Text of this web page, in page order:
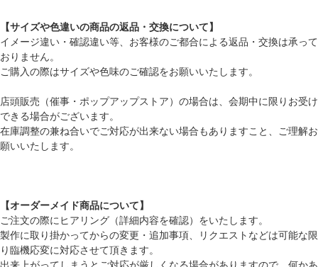
【サイズや色違いの商品の返品・交換について】
イメージ違い・確認違い等、お客様のご都合による返品・交換は承って
おりません。
ご購入の際はサイズや色味のご確認をお願いいたします。
店頭販売（催事・ポップアップストア）の場合は、会期中に限りお受け
できる場合がございます。
在庫調整の兼ね合いでご対応が出来ない場合もありますこと、ご理解お
願いいたします。
【オーダーメイド商品について】
ご注文の際にヒアリング（詳細内容を確認）をいたします。
製作に取り掛かってからの変更・追加事項、リクエストなどは可能な限
り臨機応変に対応させて頂きます。
出来上がってしまうとご対応が厳しくなる場合がありますので、何かあ